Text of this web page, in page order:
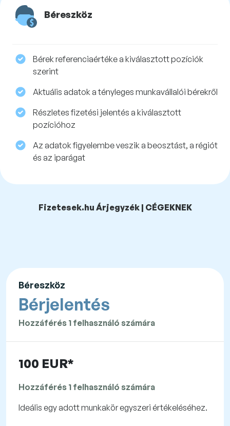
Béreszköz
Bérek referenciaértéke a kiválasztott pozíciók
szerint
Aktuális adatok a tényleges munkavállalói bérekről
Részletes fizetési jelentés a kiválasztott
pozícióhoz
Az adatok figyelembe veszik a beosztást, a régiót
és az iparágat
Fizetesek.hu Árjegyzék | CÉGEKNEK
Béreszköz
Bérjelentés
Hozzáférés 1 felhasználó számára
100 EUR*
Hozzáférés 1 felhasználó számára
Ideális egy adott munkakör egyszeri értékeléséhez.